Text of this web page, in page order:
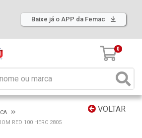
Baixe já o APP da Femac
0
VOLTAR
RED 100 HERC 2805